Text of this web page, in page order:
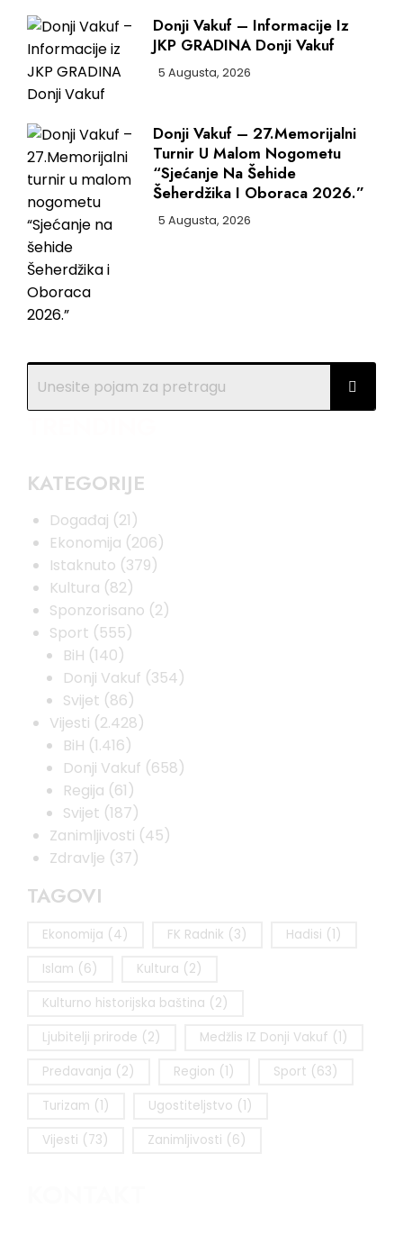
Donji Vakuf – Informacije Iz
JKP GRADINA Donji Vakuf
5 Augusta, 2026
Donji Vakuf – 27.Memorijalni
Turnir U Malom Nogometu
“Sjećanje Na Šehide
Šeherdžika I Oboraca 2026.”
5 Augusta, 2026
KATEGORIJE
Događaj (21)
Ekonomija (206)
Istaknuto (379)
Kultura (82)
Sponzorisano (2)
Sport (555)
BiH (140)
Donji Vakuf (354)
Svijet (86)
Vijesti (2.428)
BiH (1.416)
Donji Vakuf (658)
Regija (61)
Svijet (187)
Zanimljivosti (45)
Zdravlje (37)
TAGOVI
Ekonomija (4) FK Radnik (3) Hadisi (1)
Islam (6) Kultura (2)
Kulturno historijska baština (2)
Ljubitelji prirode (2) Medžlis IZ Donji Vakuf (1)
Predavanja (2) Region (1) Sport (63)
Turizam (1) Ugostiteljstvo (1)
Vijesti (73) Zanimljivosti (6)